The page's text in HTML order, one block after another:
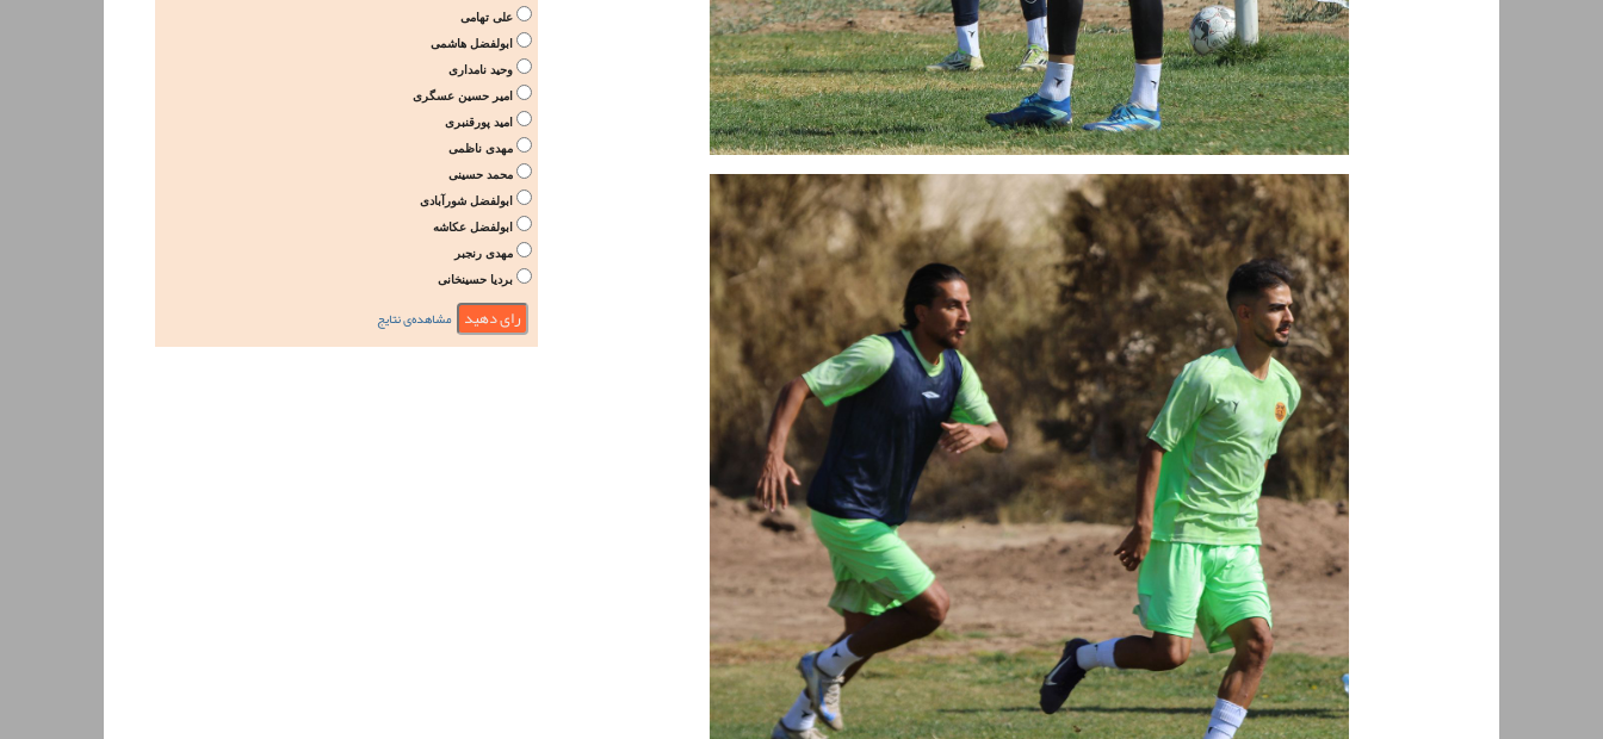
علی تهامی
ابولفضل هاشمی
وحید نامداری
امیر حسین عسگری
امید پورقنبری
مهدی ناظمی
محمد حسینی
ابولفضل شورآبادی
ابولفضل عکاشه
مهدی رنجبر
بردیا حسینخانی
مشاهده‌ی نتایج